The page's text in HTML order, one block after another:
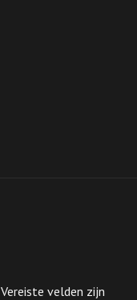
Vereiste velden zijn